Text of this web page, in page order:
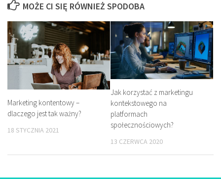
MOŻE CI SIĘ RÓWNIEŻ SPODOBA
Marketing kontentowy –
dlaczego jest tak ważny?
18 STYCZNIA 2021
Jak korzystać z marketingu
kontekstowego na
platformach
społecznościowych?
13 CZERWCA 2020